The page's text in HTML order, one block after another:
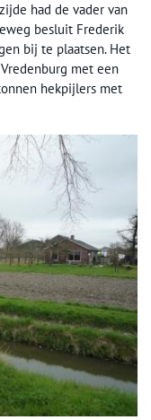
had de vader van
besluit Frederik
bij te plaatsen. Het
met een
hekpijlers met